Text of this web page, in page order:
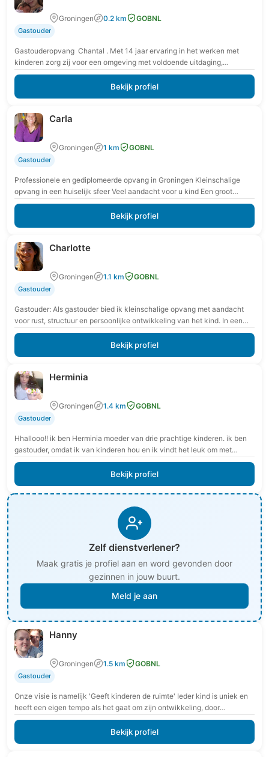
Groningen 0.2 km GOBNL
Gastouder
Gastouderopvang Chantal . Met 14 jaar ervaring in het werken met
kinderen zorg zij voor een omgeving met voldoende uitdaging,
veiligheid en routine voor elk…
Bekijk profiel
Carla
Groningen 1 km GOBNL
Gastouder
Professionele en gediplomeerde opvang in Groningen Kleinschalige
opvang in een huiselijk sfeer Veel aandacht voor u kind Een groot
aanbod aan activiteiten Veel buitenactiviteiten en…
Bekijk profiel
Charlotte
Groningen 1.1 km GOBNL
Gastouder
Gastouder: Als gastouder bied ik kleinschalige opvang met aandacht
voor rust, structuur en persoonlijke ontwikkeling van het kind. In een
veilige en vertrouwde omgeving krijgt…
Bekijk profiel
Herminia
Groningen 1.4 km GOBNL
Gastouder
Hhallooo!! ik ben Herminia moeder van drie prachtige kinderen. ik ben
gastouder, omdat ik van kinderen hou en ik vindt het leuk om met
kinderen…
Bekijk profiel
Zelf dienstverlener?
Maak gratis je profiel aan en word gevonden door
gezinnen in jouw buurt.
Meld je aan
Hanny
Groningen 1.5 km GOBNL
Gastouder
Onze visie is namelijk 'Geeft kinderen de ruimte' Ieder kind is uniek en
heeft een eigen tempo als het gaat om zijn ontwikkeling, door
spelenderwijs…
Bekijk profiel